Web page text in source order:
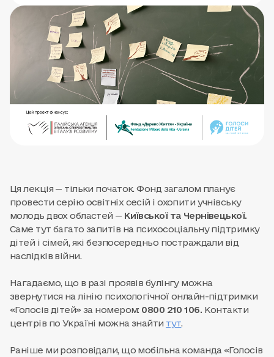
Ця лекція — тільки початок. Фонд загалом планує
провести серію освітніх сесій і охопити учнівську
молодь двох областей — Київської та Чернівецької.
Саме тут багато запитів на психосоціальну підтримку
дітей і сімей, які безпосередньо постраждали від
наслідків війни.
Нагадаємо, що в разі проявів булінгу можна
звернутися на лінію психологічної онлайн-підтримки
«Голосів дітей» за номером: 0800 210 106. Контакти
центрів по Україні можна знайти тут.
Раніше ми розповідали, що мобільна команда «Голосів